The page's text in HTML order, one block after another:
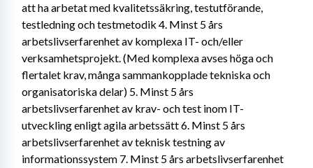
att ha arbetat med kvalitetssäkring, testutförande,
testledning och testmetodik 4. Minst 5 års
arbetslivserfarenhet av komplexa IT- och/eller
verksamhetsprojekt. (Med komplexa avses höga och
flertalet krav, många sammankopplade tekniska och
organisatoriska delar) 5. Minst 5 års
arbetslivserfarenhet av krav- och test inom IT-
utveckling enligt agila arbetssätt 6. Minst 5 års
arbetslivserfarenhet av teknisk testning av
informationssystem 7. Minst 5 års arbetslivserfarenhet